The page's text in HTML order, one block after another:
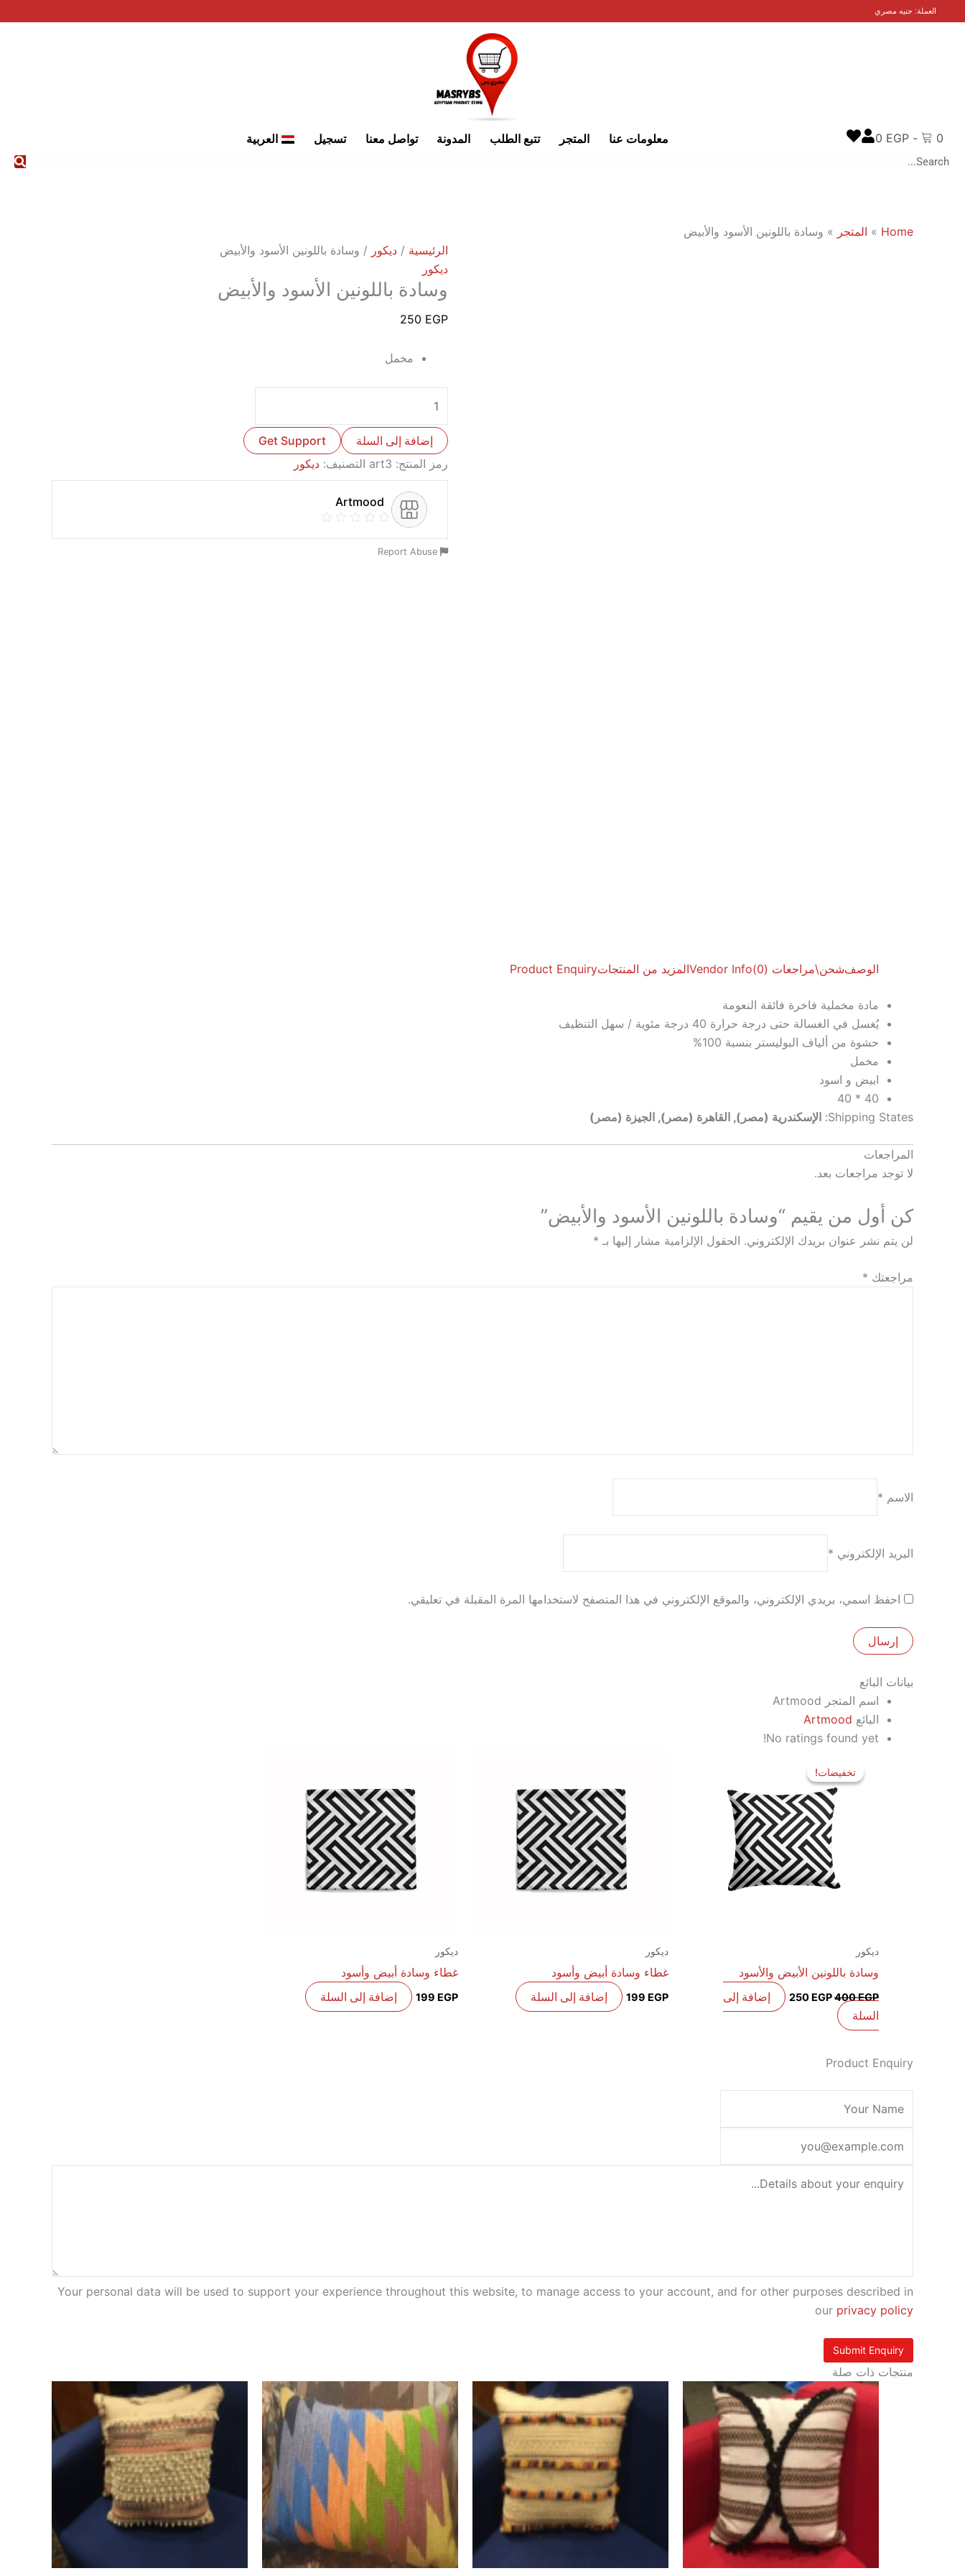
العملة: جنيه مصري
معلومات عنا المتجر تتبع الطلب المدونة تواصل معنا تسجيل العربية 0
-
0 EGP
Search
Home
» المتجر » وسادة باللونين الأسود والأبيض
الرئيسية / ديكور / وسادة باللونين الأسود والأبيض
ديكور
وسادة باللونين الأسود والأبيض
250 EGP
مخمل
إضافة إلى السلة
Get Support
رمز المنتج: art3 التصنيف: ديكور
Artmood
الوصفشحن\مراجعات (0) Vendor Infoالمزيد من المنتجاتProduct Enquiry
مادة مخملية فاخرة فائقة النعومة
يُغسل في الغسالة حتى درجة حرارة 40 درجة مئوية / سهل التنظيف
حشوة من ألياف البوليستر بنسبة 100%
مخمل
ابيض و اسود
40 * 40
Shipping States: الإسكندرية (مصر), القاهرة (مصر), الجيزة (مصر)
المراجعات
لا توجد مراجعات بعد.
كن أول من يقيم “وسادة باللونين الأسود والأبيض”
لن يتم نشر عنوان بريدك الإلكتروني. الحقول الإلزامية مشار إليها بـ *
مراجعتك *
الاسم *
البريد الإلكتروني *
احفظ اسمي، بريدي الإلكتروني، والموقع الإلكتروني في هذا المتصفح لاستخدامها المرة المقبلة في تعليقي.
بيانات البائع
اسم المتجر Artmood
البائع Artmood
No ratings found yet!
تخفيضات!
تخفيضات!
ديكور
وسادة باللونين الأبيض والأسود
400EGP
الأصلي
هو:
400 EGP.
250 EGP
إضافة إلى
السلة
ديكور
غطاء وسادة أبيض وأسود
199 EGP إضافة إلى السلة
ديكور
غطاء وسادة أبيض وأسود
199 EGP إضافة إلى السلة
Product Enquiry
Your personal data will be used to support your experience throughout this website, to manage access to your account, and for other purposes described in
our privacy policy
منتجات ذات صلة